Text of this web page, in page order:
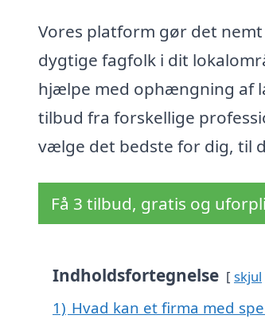
Vores platform gør det
dygtige fagfolk i dit
hjælpe med ophængning af
tilbud fra forskellige
vælge det bedste for dig, til
Få 3 tilbud, gratis og
Indholdsfortegnelse skjul
1) Hvad kan et firma med